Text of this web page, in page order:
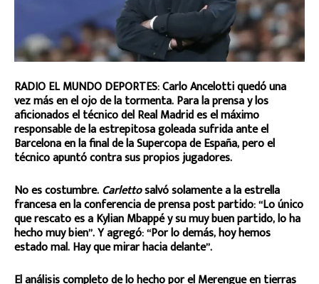
RADIO EL MUNDO DEPORTES: Carlo Ancelotti quedó una
vez más en el ojo de la tormenta. Para la prensa y los
aficionados el técnico del Real Madrid es el máximo
responsable de la estrepitosa goleada sufrida ante el
Barcelona en la final de la Supercopa de España, pero el
técnico apuntó contra sus propios jugadores.
No es costumbre.Carlettosalvó solamente a la estrella
francesa en la conferencia de prensa post partido: “Lo único
que rescato es a Kylian Mbappé y su muy buen partido, lo ha
hecho muy bien”. Y agregó: “Por lo demás, hoy hemos
estado mal. Hay que mirar hacia delante”.
El análisis completo de lo hecho por el Merengue en tierras